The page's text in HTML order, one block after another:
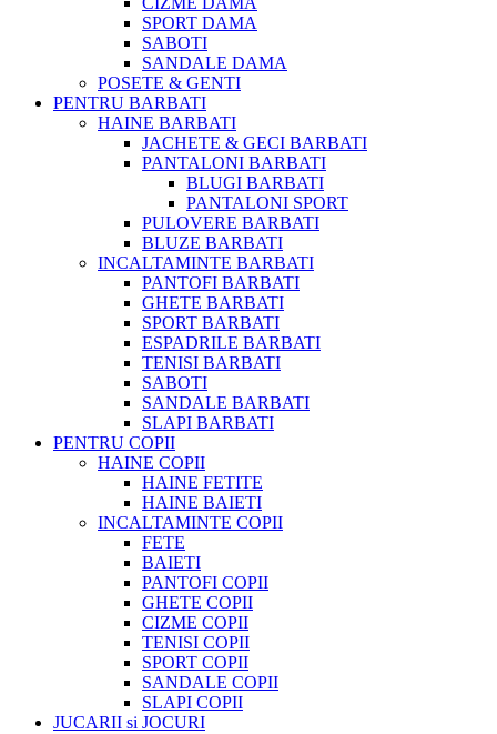
SPORT DAMA
SABOTI
SANDALE DAMA
POSETE & GENTI
PENTRU BARBATI
HAINE BARBATI
JACHETE & GECI BARBATI
PANTALONI BARBATI
BLUGI BARBATI
PANTALONI SPORT
PULOVERE BARBATI
BLUZE BARBATI
INCALTAMINTE BARBATI
PANTOFI BARBATI
GHETE BARBATI
SPORT BARBATI
ESPADRILE BARBATI
TENISI BARBATI
SABOTI
SANDALE BARBATI
SLAPI BARBATI
PENTRU COPII
HAINE COPII
HAINE FETITE
HAINE BAIETI
INCALTAMINTE COPII
FETE
BAIETI
PANTOFI COPII
GHETE COPII
CIZME COPII
TENISI COPII
SPORT COPII
SANDALE COPII
SLAPI COPII
JUCARII si JOCURI